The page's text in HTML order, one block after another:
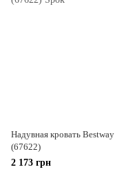
Надувная кровать Bestway
(67622)
2 173 грн